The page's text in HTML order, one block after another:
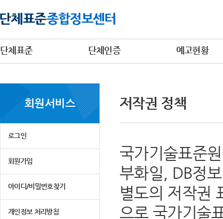
단체표준 단체인증 예고현황
회원서비스
로그인
회원가입
아이디/비밀번호찾기
개인정보 처리방침
저작권 정책
국가기술표준
부화일, DB정
별도의 저작권
으로 국가기술